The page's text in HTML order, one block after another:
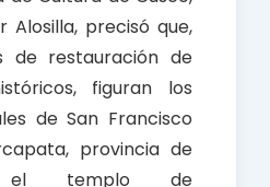
Alosilla, precisó que,
de restauración de
figuran los
de San Francisco
provincia de
el templo de